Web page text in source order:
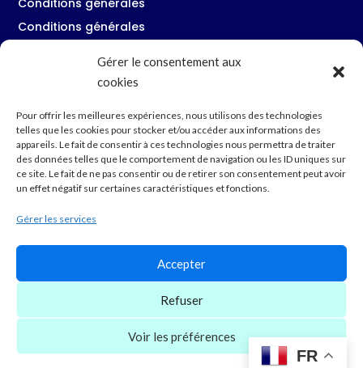
Gérer le consentement aux
cookies
Pour offrir les meilleures expériences, nous utilisons des technologies
telles que les cookies pour stocker et/ou accéder aux informations des
appareils. Le fait de consentir à ces technologies nous permettra de traiter
des données telles que le comportement de navigation ou les ID uniques sur
ce site. Le fait de ne pas consentir ou de retirer son consentement peut avoir
un effet négatif sur certaines caractéristiques et fonctions.
Gérer les services
Accepter
Refuser
Voir les préférences
Conditions générales
Conditions générales
Restons en contact
 34230 Pouzols
4 rue des Parcs
+33 6 63 59 20 85
10:00 - 17:30
Droits d’auteur © 2026. Tous droits réservés. –
Création du site internet :Agnes ROIG
FR